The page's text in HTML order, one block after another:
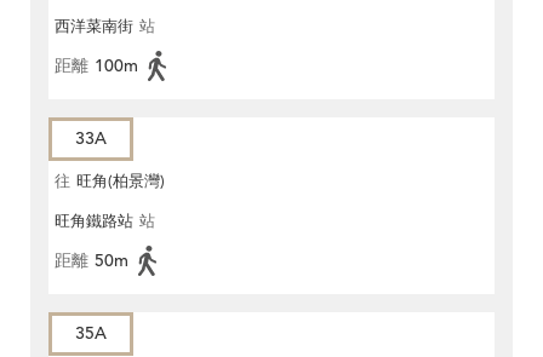
西洋菜南街 站
距離 100m
33A
往 旺角(柏景灣)
旺角鐵路站 站
距離 50m
35A